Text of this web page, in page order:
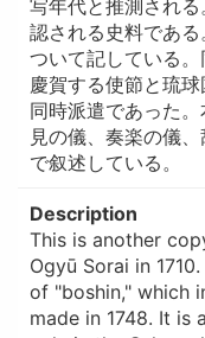
写年代と推測され
認される史料であ
ついて記している
慶賀する使節と琉
同時派遣であった
見の儀、奏楽の儀
で叙述している。
Description
This is another
Ogyū Sorai in
of "boshin," which
made in 1748. It is